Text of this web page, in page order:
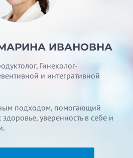
ИВАНОВНА
Гинеколог-
и интегративной
подходом, помогающий
уверенность в себе и